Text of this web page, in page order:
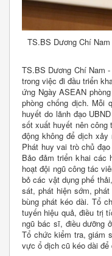
TS.BS Dương Chí
TS.BS Dương Chí Nam
trong việc đi đầu triển
ứng Ngày ASEAN
phòng chống dịch. Mỗi
huyết do lãnh đạo
sốt xuất huyết nên công
động không để dịch
Phát huy vai trò chủ
Bảo đảm triển khai các
hoạt đội ngũ công tác
bỏ các vật dụng phế
sát, phát hiện sớm,
bùng phát kéo dài. Tổ
tuyến hiệu quả, điều trị
ngũ bác sĩ, điều dưỡng
Tổ chức kiểm tra, giám
vực ổ dịch cũ kéo dài